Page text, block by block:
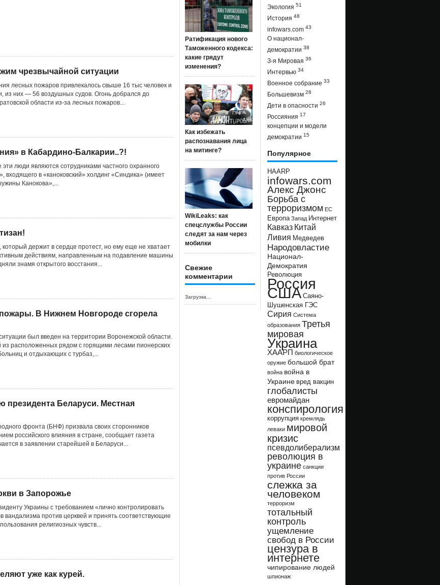
чрезвычайной ситуации
лесных пожаров привлекалось свыше 16 тыс человек и
из них — 56 воздушных судов. Огонь добрался до
области из-за лесных пожаров...
в Кабардино-Балкарии..?!
люди являются сотрудниками частного охранного
в «каноковский» холдинг «Синдика» (имеет
Канокова»,...
который держит в сердце протест, но ему еще не хватает
действиям, направленным на подавление машины
знамя открытого восстания...
В Нижнем Новгороде сгорела
был введен на территории Воронежской области.
из расположенных рядом с горящими лесами пионерских
и отдыхающих с турбаз,...
Беларуси. Местная
фронта (БНФ) призвала своих сторонников
российского влияния в стране, сообщает газета
в заявлении старейшей в Беларуси...
в Запорожье
Украины с требованием «лично контролировать
вандализма против церквей и принять соответствующие
религиозных чувств...
уже как курей.
Ратификация нового
Таможенного кодекса:
какие грядут
изменения?
Как избежать
распознавания лица
на митинге?
WikiLeaks: как
спецслужбы России
следят за нам через
мобилки
Свежие
комментарии
Загрузка...
Экология 51
История 48
infowars.com 43
О национал-
демократии 38
З-я Мировая 36
Интервью 34
Военное собрание 33
Большевизм 28
Дети в опасности 26
Россияния 17
концепции и модели
демократии 15
Популярное
HAARP
infowars.com
Алекс Джонс
Борьба с
терроризмом ЕС
Европа Запад Интернет
Кавказ Китай
Ливия Медведев
Народовластие
Национал-
Демократия
Революция
Россия
США Саяно-
Шушенская ГЭС
Сирия Система
образования Третья
мировая
Украина
ХААРП биологическое
оружие большой брат
война война в
Украине вред вакцин
глобалисты
евромайдан
конспирология
коррупция кремлядь
леваки мировой
кризис
псевдолиберализм
революция в
украине санкции
против России
слежка за
человеком
терроризм
тотальный
контроль
ущемление
свобод в России
цензура в
интернете
чипирование людей
шпионаж